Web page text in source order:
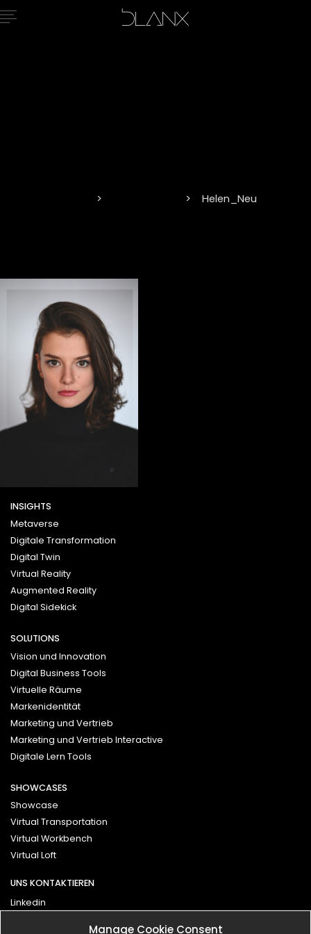
Manage Cookie Consent
Helen_Neu
INSIGHTS
Metaverse
Digitale Transformation
Digital Twin
Virtual Reality
Augmented Reality
Digital Sidekick
SOLUTIONS
Vision und Innovation
Digital Business Tools
Virtuelle Räume
Markenidentität
Marketing und Vertrieb
Marketing und Vertrieb Interactive
Digitale Lern Tools
SHOWCASES
Showcase
Virtual Transportation
Virtual Workbench
Virtual Loft
UNS KONTAKTIEREN
Linkedin